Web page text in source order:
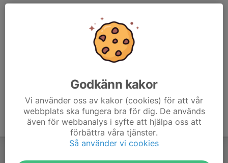
Godkänn kakor
Vi använder oss av kakor (cookies) för att vår
webbplats ska fungera bra för dig. De används
även för webbanalys i syfte att hjälpa oss att
förbättra våra tjänster.
Så använder vi cookies